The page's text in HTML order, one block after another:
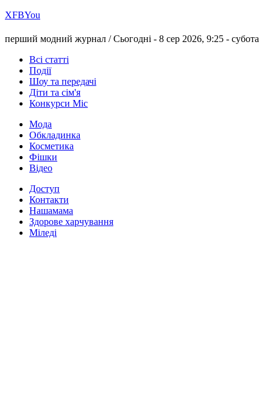
ХFBYou
перший модний журнал /Сьогодні - 8 сер 2026, 9:25 - субота
Всі статті
Події
Шоу та передачі
Діти та сім'я
Конкурси Міс
Мода
Обкладинка
Косметика
Фішки
Відео
Доступ
Контакти
Нашамама
Здорове харчування
Міледі